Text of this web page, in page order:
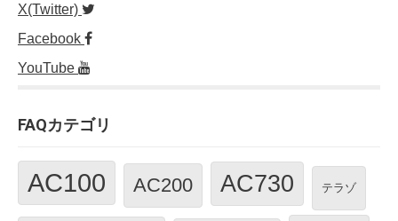
X(Twitter)
Facebook
YouTube
FAQカテゴリ
AC100 AC200 AC730 テラゾ